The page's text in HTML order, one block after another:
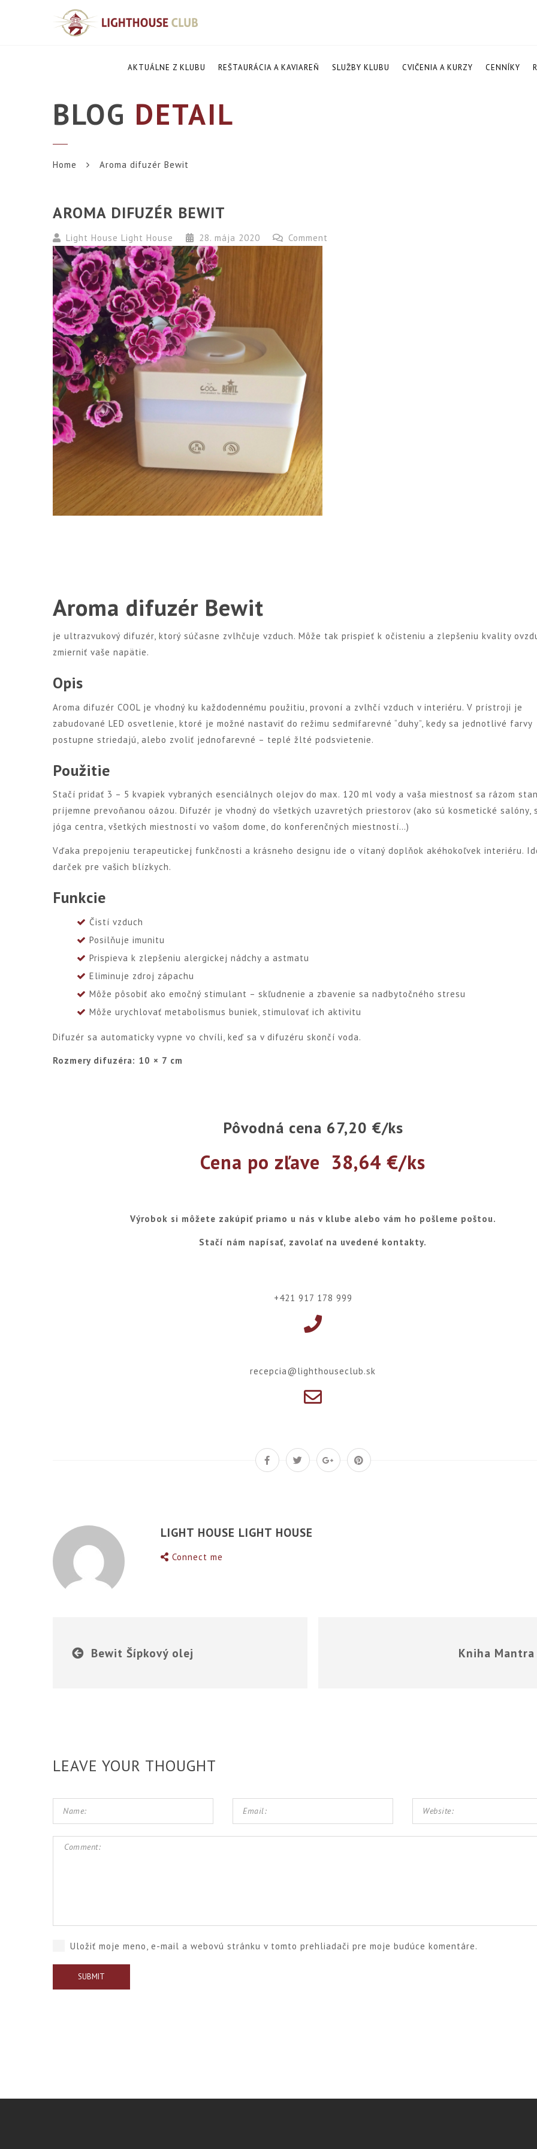
AKTUÁLNE Z KLUBU REŠTAURÁCIA A KAVIAREŇ SLUŽBY KLUBU CVIČENIA A KURZY CENNÍKY
BLOG DETAIL
Home Aroma difuzér Bewit
AROMA DIFUZÉR BEWIT
Light House Light House 28. mája 2020 Comment
Aroma difuzér Bewit
je ultrazvukový difuzér, ktorý súčasne zvlhčuje vzduch. Môže tak prispieť k očisteniu a zlepšeniu kvality
zmierniť vaše napätie.
Opis
Aroma difuzér COOL je vhodný ku každodennému použitiu, provoní a zvlhčí vzduch v interiéru. V prístroji je
zabudované LED osvetlenie, ktoré je možné nastaviť do režimu sedmifarevné “duhy”, kedy sa jednotlivé farvy
postupne striedajú, alebo zvoliť jednofarevné – teplé žlté podsvietenie.
Použitie
Stačí pridať 3 – 5 kvapiek vybraných esenciálnych olejov do max. 120 ml vody a vaša miestnosť sa rázom
príjemne prevoňanou oázou. Difuzér je vhodný do všetkých uzavretých priestorov (ako sú kosmetické salóny,
jóga centra, všetkých miestností vo vašom dome, do konferenčných miestností…)
Vďaka prepojeniu terapeutickej funkčnosti a krásneho designu ide o vítaný doplňok akéhokoľvek interiéru.
darček pre vašich blízkych.
Funkcie
Čistí vzduch
Posilňuje imunitu
Prispieva k zlepšeniu alergickej nádchy a astmatu
Eliminuje zdroj zápachu
Môže pôsobiť ako emočný stimulant – skľudnenie a zbavenie sa nadbytočného stresu
Môže urychlovať metabolismus buniek, stimulovať ich aktivitu
Difuzér sa automaticky vypne vo chvíli, keď sa v difuzéru skončí voda.
Rozmery difuzéra: 10 × 7 cm
Pôvodná cena 67,20 €/ks
Cena po zľave 38,64 €/ks
Výrobok si môžete zakúpiť priamo u nás v klube alebo vám ho pošleme poštou.
Stačí nám napísať, zavolať na uvedené kontakty.
+421 917 178 999
recepcia@lighthouseclub.sk
LIGHT HOUSE LIGHT HOUSE
Connect me
Bewit Šípkový olej Kniha Mantra
LEAVE YOUR THOUGHT
Uložiť moje meno, e-mail a webovú stránku v tomto prehliadači pre moje budúce komentáre.